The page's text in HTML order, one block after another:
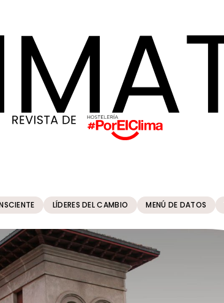
LÍDERES DEL CAMBIO MENÚ DE DATOS